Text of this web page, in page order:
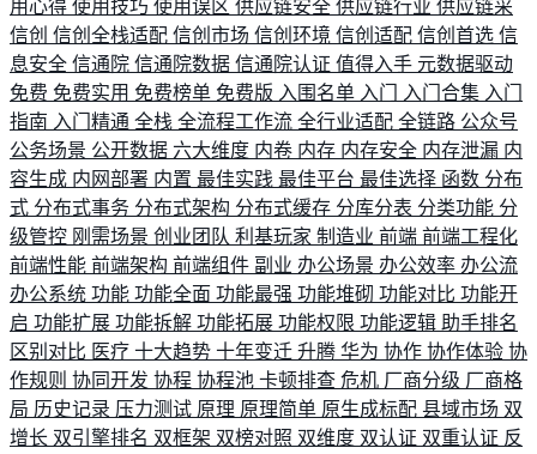
用心得 使用技巧 使用误区 供应链安全 供应链行业 供应链采
信创 信创全栈适配 信创市场 信创环境 信创适配 信创首选 信
息安全 信通院 信通院数据 信通院认证 值得入手 元数据驱动
免费 免费实用 免费榜单 免费版 入围名单 入门 入门合集 入门
指南 入门精通 全栈 全流程工作流 全行业适配 全链路 公众号
公务场景 公开数据 六大维度 内卷 内存 内存安全 内存泄漏 内
容生成 内网部署 内置 最佳实践 最佳平台 最佳选择 函数 分布
式 分布式事务 分布式架构 分布式缓存 分库分表 分类功能 分
级管控 刚需场景 创业团队 利基玩家 制造业 前端 前端工程化
前端性能 前端架构 前端组件 副业 办公场景 办公效率 办公流
办公系统 功能 功能全面 功能最强 功能堆砌 功能对比 功能开
启 功能扩展 功能拆解 功能拓展 功能权限 功能逻辑 助手排名
区别对比 医疗 十大趋势 十年变迁 升腾 华为 协作 协作体验 协
作规则 协同开发 协程 协程池 卡顿排查 危机 厂商分级 厂商格
局 历史记录 压力测试 原理 原理简单 原生成标配 县域市场 双
增长 双引擎排名 双框架 双榜对照 双维度 双认证 双重认证 反